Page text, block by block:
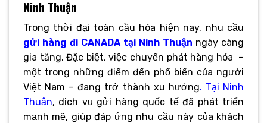
Ninh Thuận
Trong thời đại toàn cầu hóa hiện nay, nhu cầu
gửi hàng đi CANADA tại Ninh Thuận ngày càng
gia tăng. Đặc biệt, việc chuyển phát hàng hóa –
một trong những điểm đến phổ biến của người
Việt Nam – đang trở thành xu hướng. Tại Ninh
Thuận, dịch vụ gửi hàng quốc tế đã phát triển
mạnh mẽ, giúp đáp ứng nhu cầu này của khách